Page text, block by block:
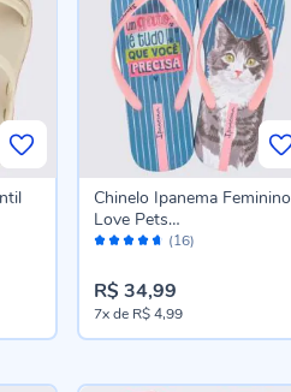
Avaliação: (16)
Chinelo Ipanema Feminino
Love Pets
Azul/Rosa/Branco
R$ 34,99
7xde R$ 4,99